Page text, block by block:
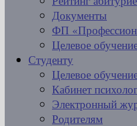
Документы
ФП
Целевое
Студенту
Целевое
Кабинет
Электронный
Родителям